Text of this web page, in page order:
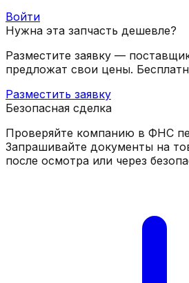
Войти
Нужна эта запчасть дешевле?
Разместите заявку —
предложат свои цены.
Разместить заявку
Безопасная сделка
Проверяйте компанию в ФНС
Запрашивайте документы на
после осмотра или через